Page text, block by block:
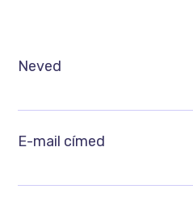
Neved
E-mail címed